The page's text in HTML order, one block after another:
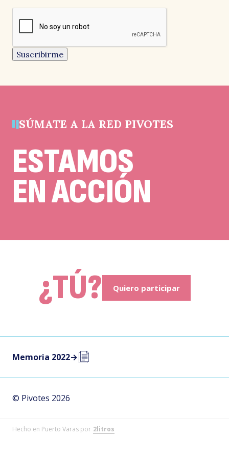
campo
un
campo
de
debe
reCAPTCHA
Suscribirme
SÚMATE A LA RED PIVOTES
ESTAMOS
EN ACCIÓN
¿TÚ? Quiero participar
© Pivotes 2026
Memoria 2022→
Hecho en Puerto Varas por 2litros